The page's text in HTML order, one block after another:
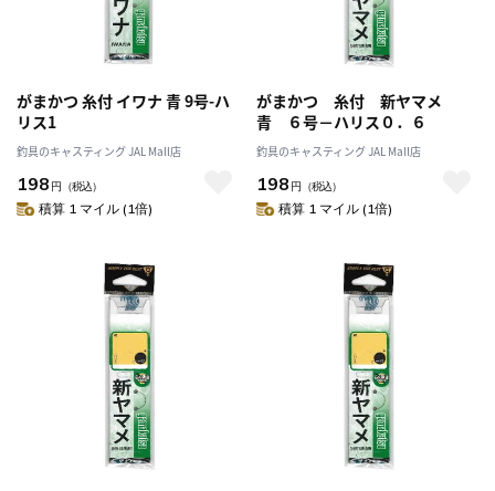
がまかつ 糸付 イワナ 青 9号-ハ
リス1
釣具のキャスティング JAL Mall店
198 円 （税込）
積算 1 マイル (1倍)
がまかつ 糸付 新ヤマメ
青 ６号－ハリス０．６
釣具のキャスティング JAL Mall店
198 円 （税込）
積算 1 マイル (1倍)